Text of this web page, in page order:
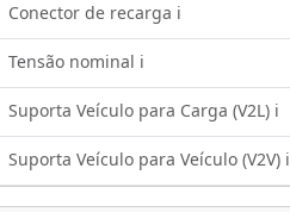
Conector de recarga ℹ️
Tensão nominal ℹ️
Suporta Veículo para Carga (V2L) ℹ️
Suporta Veículo para Veículo (V2V) ℹ️